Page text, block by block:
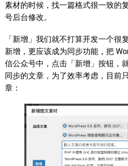
素材的时候，找一篇格式很一致的
号后台修改。
「新增」我们就不打算开发一个很
新增，更应该成为同步功能，把
信公众号中，点击「新增」按钮，
同步的文章，为了效率考虑，目前
章：